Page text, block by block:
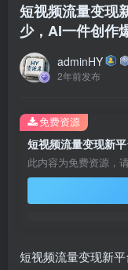
短视频流量变现
少，AI一件创作
adminHY
2年前发布
此内容为免费资源，
免费资源
短视频流量变现新